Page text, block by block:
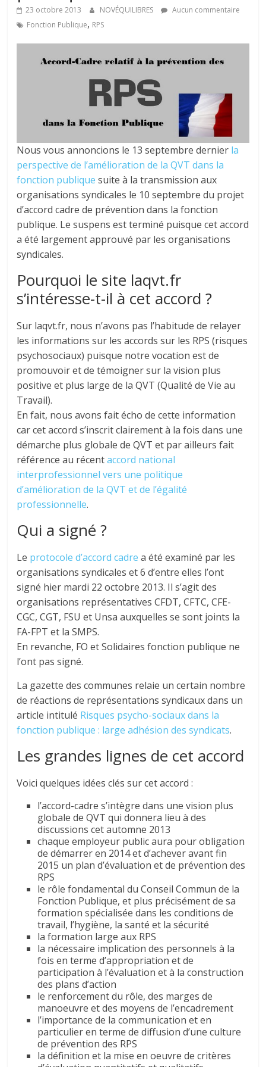
23 octobre 2013 NOVÉQUILIBRES
Aucun commentaire
Fonction Publique, RPS
Nous vous annoncions le 13 septembre dernier la
perspective de l’amélioration de la QVT dans la
fonction publique suite à la transmission aux
organisations syndicales le 10 septembre du projet
d’accord cadre de prévention dans la fonction
publique. Le suspens est terminé puisque cet accord
a été largement approuvé par les organisations
syndicales.
Pourquoi le site laqvt.fr
s’intéresse-t-il à cet accord ?
Sur laqvt.fr, nous n’avons pas l’habitude de relayer
les informations sur les accords sur les RPS (risques
psychosociaux) puisque notre vocation est de
promouvoir et de témoigner sur la vision plus
positive et plus large de la QVT (Qualité de Vie au
Travail).
En fait, nous avons fait écho de cette information
car cet accord s’inscrit clairement à la fois dans une
démarche plus globale de QVT et par ailleurs fait
référence au récentaccord national
interprofessionnel vers une politique
d’amélioration de la QVT et de l’égalité
professionnelle.
Qui a signé ?
Le protocole d’accord cadre a été examiné par les
organisations syndicales et 6 d’entre elles l’ont
signé hier mardi 22 octobre 2013. Il s’agit des
organisations représentatives CFDT, CFTC, CFE-
CGC, CGT, FSU et Unsa auxquelles se sont joints la
FA-FPT et la SMPS.
En revanche, FO et Solidaires fonction publique ne
l’ont pas signé.
La gazette des communes relaie un certain nombre
de réactions de représentations syndicaux dans un
article intitulé Risques psycho-sociaux dans la
fonction publique : large adhésion des syndicats.
Les grandes lignes de cet accord
Voici quelques idées clés sur cet accord :
l’accord-cadre s’intègre dans une vision plus
globale de QVT qui donnera lieu à des
discussions cet automne 2013
chaque employeur public aura pour obligation
de démarrer en 2014 et d’achever avant fin
2015 un plan d’évaluation et de prévention des
RPS
le rôle fondamental du Conseil Commun de la
Fonction Publique, et plus précisément de sa
formation spécialisée dans les conditions de
travail, l’hygiène, la santé et la sécurité
la formation large aux RPS
la nécessaire implication des personnels à la
fois en terme d’appropriation et de
participation à l’évaluation et à la construction
des plans d’action
le renforcement du rôle, des marges de
manoeuvre et des moyens de l’encadrement
l’importance de la communication et en
particulier en terme de diffusion d’une culture
de prévention des RPS
la définition et la mise en oeuvre de critères